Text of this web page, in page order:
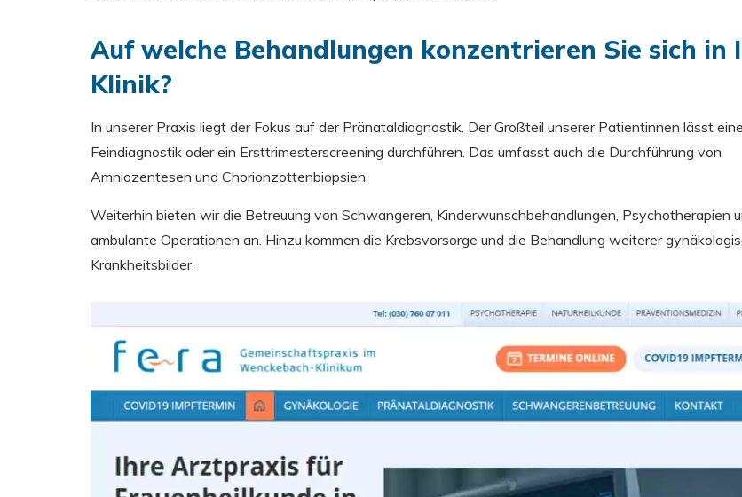
Auf welche Behandlungen konzentrieren Sie sich in
Klinik?
In unserer Praxis liegt der Fokus auf der Pränataldiagnostik. Der Großteil unserer Patientinnen lässt eine
Feindiagnostik oder ein Ersttrimesterscreening durchführen. Das umfasst auch die Durchführung von
Amniozentesen und Chorionzottenbiopsien.
Weiterhin bieten wir die Betreuung von Schwangeren, Kinderwunschbehandlungen, Psychotherapien
ambulante Operationen an. Hinzu kommen die Krebsvorsorge und die Behandlung weiterer
Krankheitsbilder.